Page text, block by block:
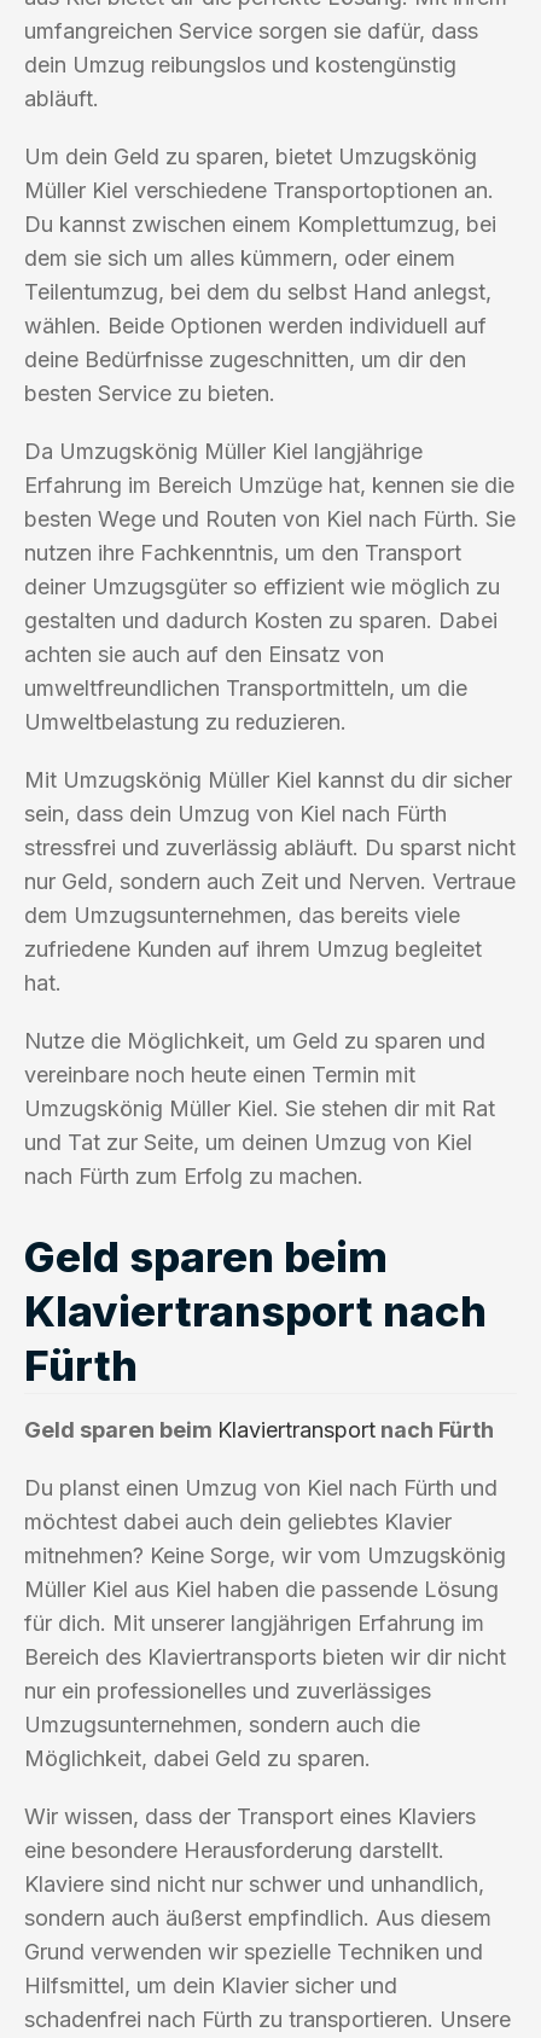
umfangreichen Service sorgen sie dafür, dass
dein Umzug reibungslos und kostengünstig
abläuft.
Um dein Geld zu sparen, bietet Umzugskönig
Müller Kiel verschiedene Transportoptionen an.
Du kannst zwischen einem Komplettumzug, bei
dem sie sich um alles kümmern, oder einem
Teilentumzug, bei dem du selbst Hand anlegst,
wählen. Beide Optionen werden individuell auf
deine Bedürfnisse zugeschnitten, um dir den
besten Service zu bieten.
Da Umzugskönig Müller Kiel langjährige
Erfahrung im Bereich Umzüge hat, kennen sie die
besten Wege und Routen von Kiel nach Fürth. Sie
nutzen ihre Fachkenntnis, um den Transport
deiner Umzugsgüter so effizient wie möglich zu
gestalten und dadurch Kosten zu sparen. Dabei
achten sie auch auf den Einsatz von
umweltfreundlichen Transportmitteln, um die
Umweltbelastung zu reduzieren.
Mit Umzugskönig Müller Kiel kannst du dir sicher
sein, dass dein Umzug von Kiel nach Fürth
stressfrei und zuverlässig abläuft. Du sparst nicht
nur Geld, sondern auch Zeit und Nerven. Vertraue
dem Umzugsunternehmen, das bereits viele
zufriedene Kunden auf ihrem Umzug begleitet
hat.
Nutze die Möglichkeit, um Geld zu sparen und
vereinbare noch heute einen Termin mit
Umzugskönig Müller Kiel. Sie stehen dir mit Rat
und Tat zur Seite, um deinen Umzug von Kiel
nach Fürth zum Erfolg zu machen.
Geld sparen beim
Klaviertransport nach
Fürth
Geld sparen beim Klaviertransport nach Fürth
Du planst einen Umzug von Kiel nach Fürth und
möchtest dabei auch dein geliebtes Klavier
mitnehmen? Keine Sorge, wir vom Umzugskönig
Müller Kiel aus Kiel haben die passende Lösung
für dich. Mit unserer langjährigen Erfahrung im
Bereich des Klaviertransports bieten wir dir nicht
nur ein professionelles und zuverlässiges
Umzugsunternehmen, sondern auch die
Möglichkeit, dabei Geld zu sparen.
Wir wissen, dass der Transport eines Klaviers
eine besondere Herausforderung darstellt.
Klaviere sind nicht nur schwer und unhandlich,
sondern auch äußerst empfindlich. Aus diesem
Grund verwenden wir spezielle Techniken und
Hilfsmittel, um dein Klavier sicher und
schadenfrei nach Fürth zu transportieren. Unsere